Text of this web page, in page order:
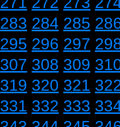
283 284 285
295 296 297
307 308 309
319 320 321
331 332 333